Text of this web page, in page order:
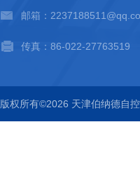
邮箱：
传真：86-022-27763519
版权所有©2026 天津伯纳德自